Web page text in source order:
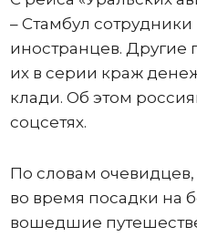
– Стамбул
иностранцев. Другие
их в серии краж
клади. Об этом
соцсетях.
По словам
во время посадки на
вошедшие